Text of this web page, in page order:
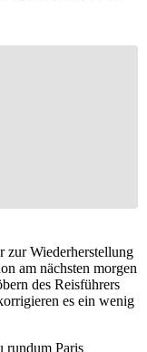
zur Wiederherstellung
am nächsten morgen
des Reisführers
es ein wenig
rundum Paris